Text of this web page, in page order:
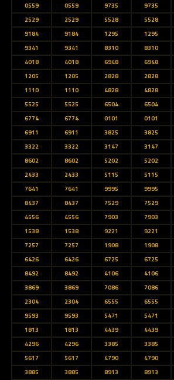
0559
0559 9735 9735
2529
2529 5528 5528
9184
9184 1295 1295
9341
9341 8310 8310
4018
4018 6948 6948
1205
1205 2828 2828
1110
1110 4828 4828
5525
5525 6504 6504
6774
6774 0101 0101
6911
6911 3825 3825
3322
3322 3147 3147
8602
8602 5202 5202
2433
2433 5115 5115
7641
7641 9995 9995
8437
8437 7529 7529
4556
4556 7903 7903
1538
1538 9221 9221
7257
7257 1908 1908
6426
6426 6725 6725
8492
8492 4106 4106
3869
3869 7086 7086
2304
2304 6555 6555
9593
9593 5471 5471
1813
1813 4439 4439
4296
4296 3385 3385
5617
5617 4790 4790
3885
3885 8913 8913